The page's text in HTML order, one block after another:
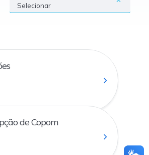
Selecionar
de Copom